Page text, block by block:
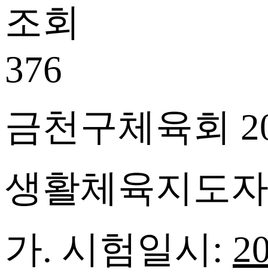
조회
376
금천구체육회
생활체육지도
가. 시험일시 :